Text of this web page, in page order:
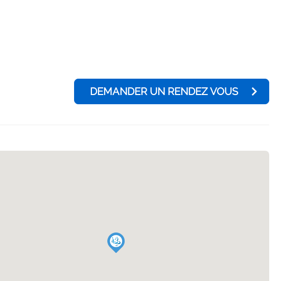
DEMANDER UN RENDEZ VOUS